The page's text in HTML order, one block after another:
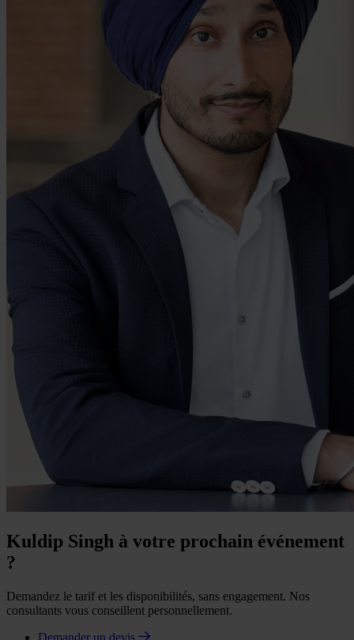
Kuldip Singh à votre prochain événement
?
Demandez le tarif et les disponibilités, sans engagement. Nos
consultants vous conseillent personnellement.
Demander un devis